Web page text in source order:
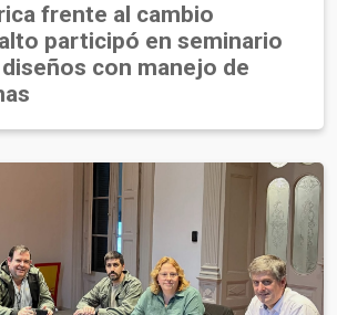
frente al cambio
participó en seminario
con manejo de